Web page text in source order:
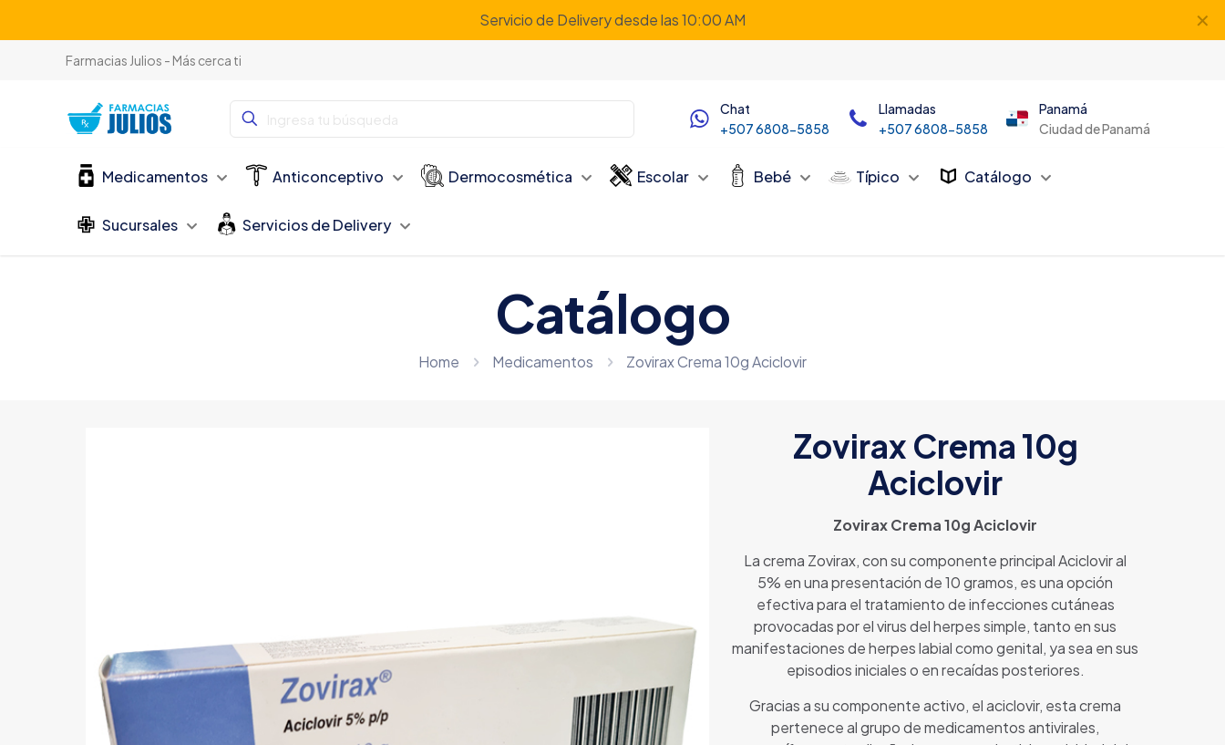
Servicio de Delivery desde las 10:00 AM ✕
Farmacias Julios - Más cerca ti
Chat
+507 6808-5858
Llamadas
+507 6808-5858
Panamá
Ciudad de Panamá
Medicamentos Anticonceptivo Dermocosmética Escolar Bebé Típico Catálogo
Sucursales Servicios de Delivery
Catálogo
Home Medicamentos Zovirax Crema 10g Aciclovir
Zovirax Crema 10g
Aciclovir
Zovirax Crema 10g Aciclovir
La crema Zovirax, con su componente principal Aciclovir al
5% en una presentación de 10 gramos, es una opción
efectiva para el tratamiento de infecciones cutáneas
provocadas por el virus del herpes simple, tanto en sus
manifestaciones de herpes labial como genital, ya sea en sus
episodios iniciales o en recaídas posteriores.
Gracias a su componente activo, el aciclovir, esta crema
pertenece al grupo de medicamentos antivirales,